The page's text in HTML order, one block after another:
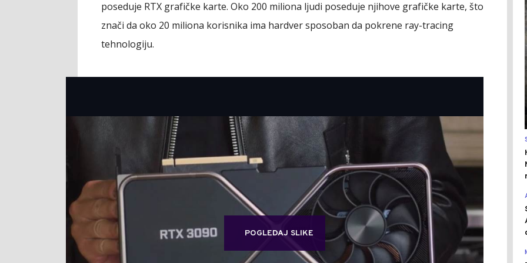
poseduje RTX grafičke karte. Oko 200 miliona ljudi poseduje njihove grafičke karte, što
znači da oko 20 miliona korisnika ima hardver sposoban da pokrene ray-tracing
tehnologiju.
POGLEDAJ SLIKE